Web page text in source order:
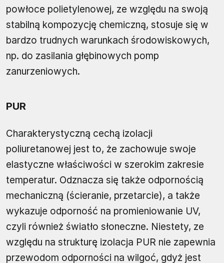
powłoce polietylenowej, ze względu na swoją
stabilną kompozycję chemiczną, stosuje się w
bardzo trudnych warunkach środowiskowych,
np. do zasilania głębinowych pomp
zanurzeniowych.
PUR
Charakterystyczną cechą izolacji
poliuretanowej jest to, że zachowuje swoje
elastyczne właściwości w szerokim zakresie
temperatur. Odznacza się także odpornością
mechaniczną (ścieranie, przetarcie), a także
wykazuje odporność na promieniowanie UV,
czyli również światło słoneczne. Niestety, ze
względu na strukturę izolacja PUR nie zapewnia
przewodom odporności na wilgoć, gdyż jest